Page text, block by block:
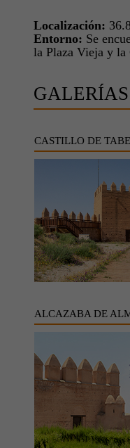
Localización:
Entorno: Se
la Plaza Vieja y la
CASTILLO DE
ALCAZABA DE